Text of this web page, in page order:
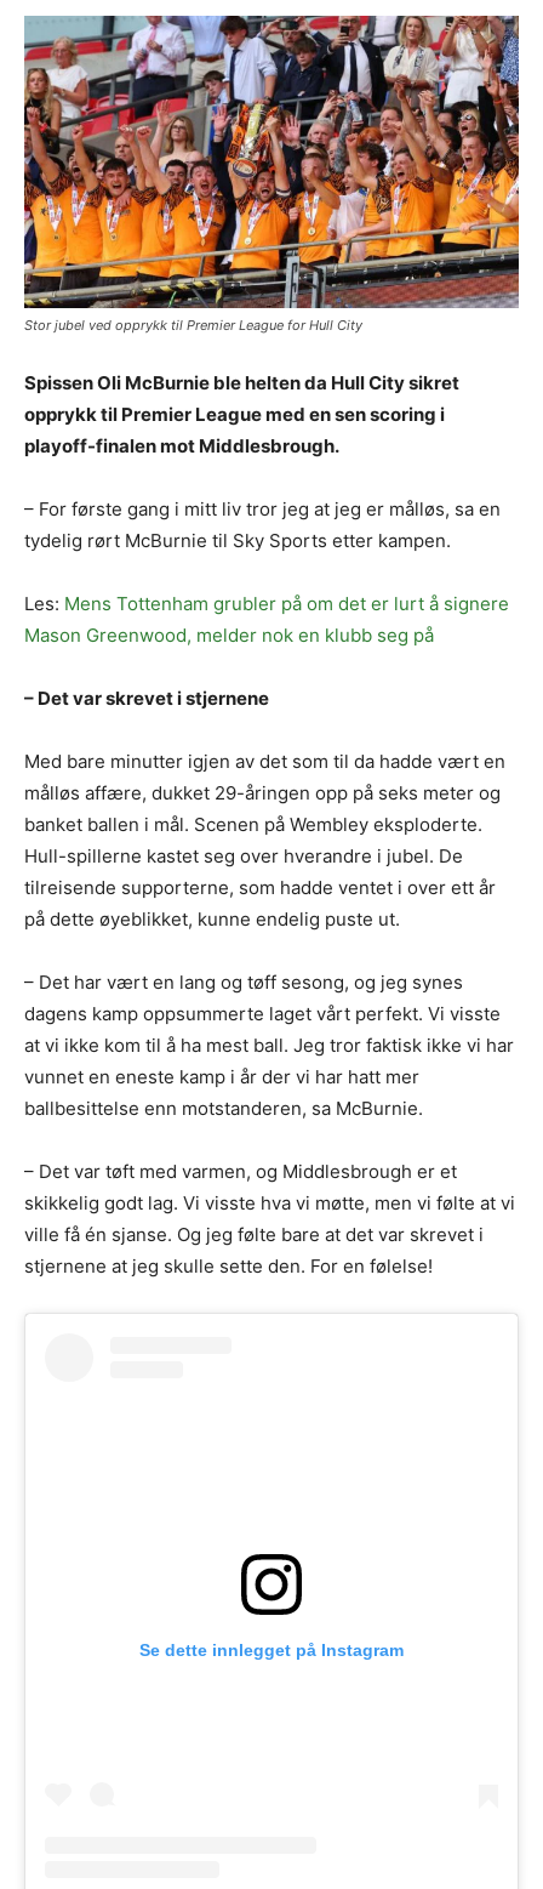
Stor jubel ved opprykk til Premier League for Hull City
Spissen Oli McBurnie ble helten da Hull City sikret
opprykk til Premier League med en sen scoring i
playoff-finalen mot Middlesbrough.
– For første gang i mitt liv tror jeg at jeg er målløs, sa en
tydelig rørt McBurnie til Sky Sports etter kampen.
Les: Mens Tottenham grubler på om det er lurt å signere
Mason Greenwood, melder nok en klubb seg på
– Det var skrevet i stjernene
Med bare minutter igjen av det som til da hadde vært en
målløs affære, dukket 29-åringen opp på seks meter og
banket ballen i mål. Scenen på Wembley eksploderte.
Hull-spillerne kastet seg over hverandre i jubel. De
tilreisende supporterne, som hadde ventet i over ett år
på dette øyeblikket, kunne endelig puste ut.
– Det har vært en lang og tøff sesong, og jeg synes
dagens kamp oppsummerte laget vårt perfekt. Vi visste
at vi ikke kom til å ha mest ball. Jeg tror faktisk ikke vi har
vunnet en eneste kamp i år der vi har hatt mer
ballbesittelse enn motstanderen, sa McBurnie.
– Det var tøft med varmen, og Middlesbrough er et
skikkelig godt lag. Vi visste hva vi møtte, men vi følte at vi
ville få én sjanse. Og jeg følte bare at det var skrevet i
stjernene at jeg skulle sette den. For en følelse!
Se dette innlegget på Instagram